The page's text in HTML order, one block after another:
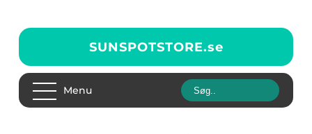
SUNSPOTSTORE.se
Menu